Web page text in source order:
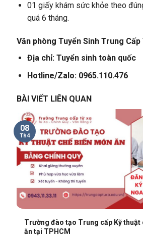
01 giấy khám sức khỏe theo
quá 6 tháng.
Văn phòng Tuyển Sinh Trung Cấp
Địa chỉ: Tuyển sinh toàn quốc
Hotline/Zalo: 0965.110.476
BÀI VIẾT LIÊN QUAN
Trường đào tạo Trung cấp Kỹ thuật
ăn tại TPHCM
08
Th4